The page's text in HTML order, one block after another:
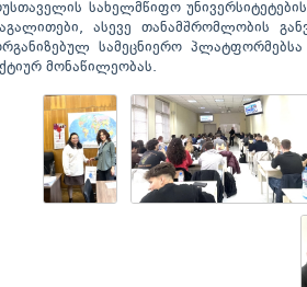
სახელმწიფო
ასევე თანამშრომლობის
სამეცნიერო
მონაწილეობას.